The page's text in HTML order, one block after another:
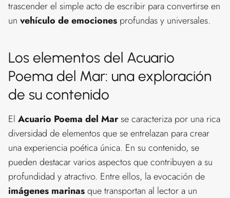
trascender el simple acto de escribir para convertirse en
un vehículo de emociones profundas y universales.
Los elementos del Acuario
Poema del Mar: una exploración
de su contenido
El Acuario Poema del Marse caracteriza por una rica
diversidad de elementos que se entrelazan para crear
una experiencia poética única. En su contenido, se
pueden destacar varios aspectos que contribuyen a su
profundidad y atractivo. Entre ellos, la evocación de
imágenes marinasque transportan al lector a un